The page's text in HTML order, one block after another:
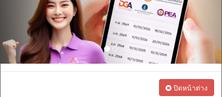
เชื่อ
และ
บริการ
ติดต่อ
เรา
ปิดหน้าต่าง